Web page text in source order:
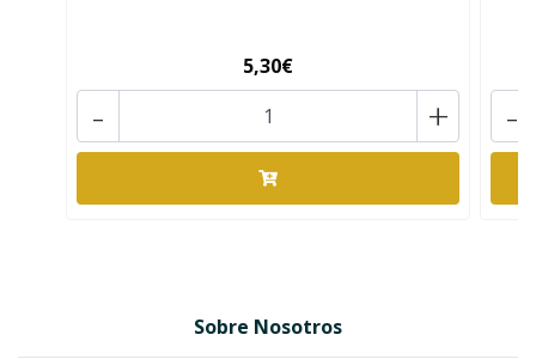
5,30€
+
- -
Sobre Nosotros